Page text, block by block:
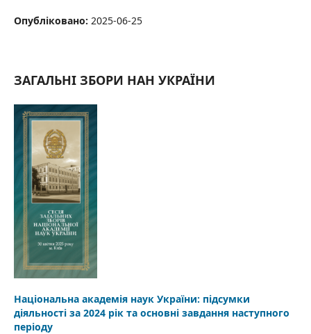
Опубліковано: 2025-06-25
ЗАГАЛЬНІ ЗБОРИ НАН УКРАЇНИ
Національна академія наук України: підсумки
діяльності за 2024 рік та основні завдання наступного
періоду